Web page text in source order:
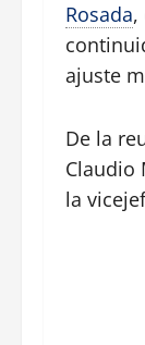
Rosada,
ajuste
De la
Claudio
la